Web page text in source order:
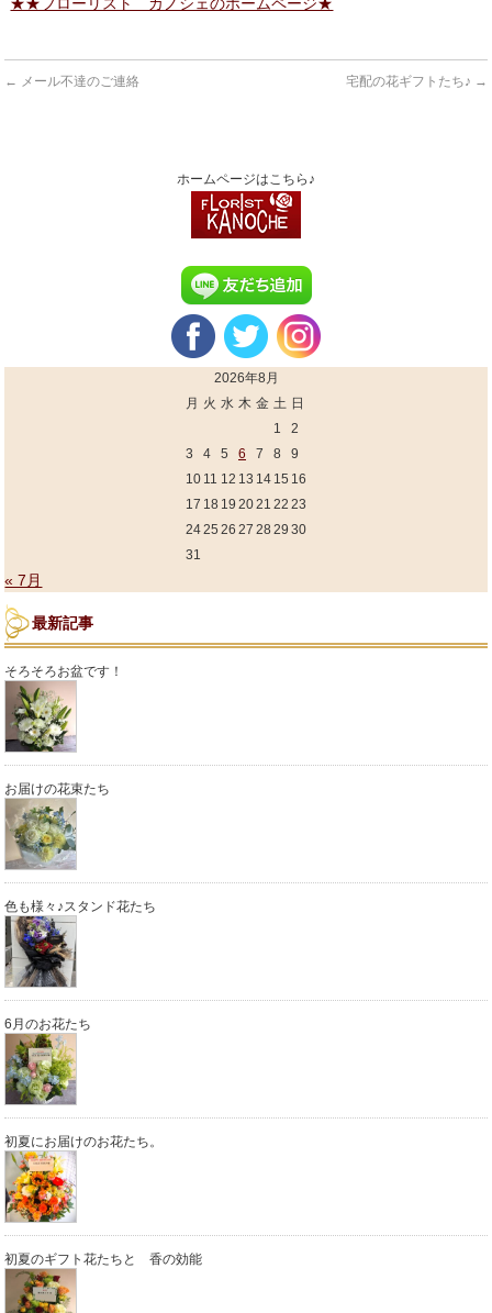
★★フローリスト カノシェのホームページ★
← メール不達のご連絡 宅配の花ギフトたち♪ →
ホームページはこちら♪
2026年8月
月 火 水 木 金 土 日
1
2
3
4 5 6 7 8
9
10 11 12 13 14 15 16
17 18 19 2021 22 23
2425 26 27 28 29 30
31
« 7月
最新記事
そろそろお盆です！
お届けの花束たち
色も様々♪スタンド花たち
6月のお花たち
初夏にお届けのお花たち。
初夏のギフト花たちと 香の効能